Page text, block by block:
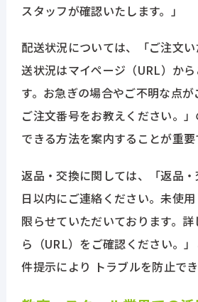
スタッフが確認いたします。」
配送状況については、「ご注文
送状況はマイページ（URL）か
す。お急ぎの場合やご不明な点が
ご注文番号をお教えください。
できる方法を案内することが重要
返品・交換に関しては、「返品
日以内にご連絡ください。未使
限らせていただいております。
ら（URL）をご確認ください。
件提示により トラブルを防止でき